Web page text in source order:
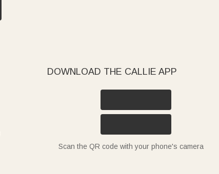
DOWNLOAD THE CALLIE APP
Scan the QR code with your phone's camera